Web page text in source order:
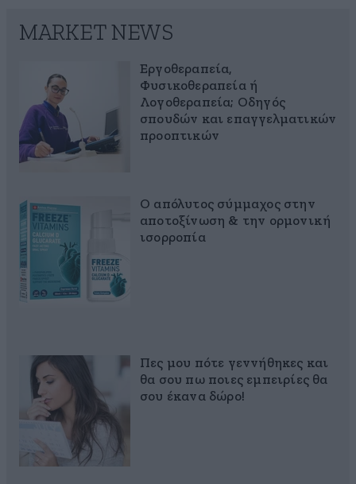
MARKET NEWS
Εργοθεραπεία,
Φυσικοθεραπεία ή
Λογοθεραπεία; Οδηγός
σπουδών και επαγγελματικών
προοπτικών
Ο απόλυτος σύμμαχος στην
αποτοξίνωση & την ορμονική
ισορροπία
Πες μου πότε γεννήθηκες και
θα σου πω ποιες εμπειρίες θα
σου έκανα δώρο!